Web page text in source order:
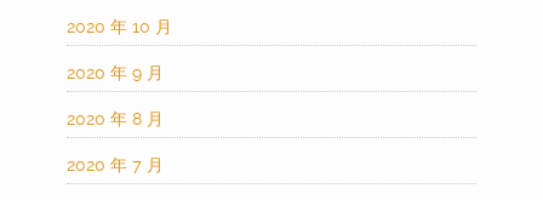
2020 年 10 月
2020 年 9 月
2020 年 8 月
2020 年 7 月